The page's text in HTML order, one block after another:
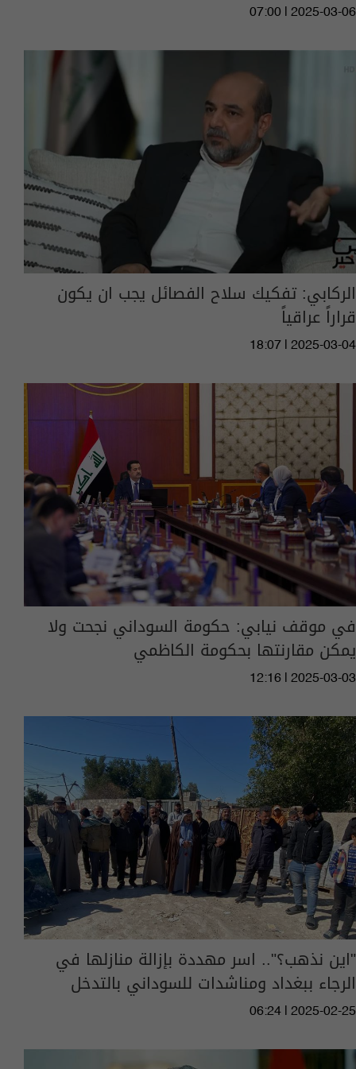
07:00 | 2025-03-06
الركابي: تفكيك سلاح الفصائل يجب ان يكون
قراراً عراقياً
18:07 | 2025-03-04
في موقف نيابي: حكومة السوداني نجحت ولا
يمكن مقارنتها بحكومة الكاظمي
12:16 | 2025-03-03
"اين نذهب؟".. اسر مهددة بإزالة منازلها في
الرجاء ببغداد ومناشدات للسوداني بالتدخل
06:24 | 2025-02-25